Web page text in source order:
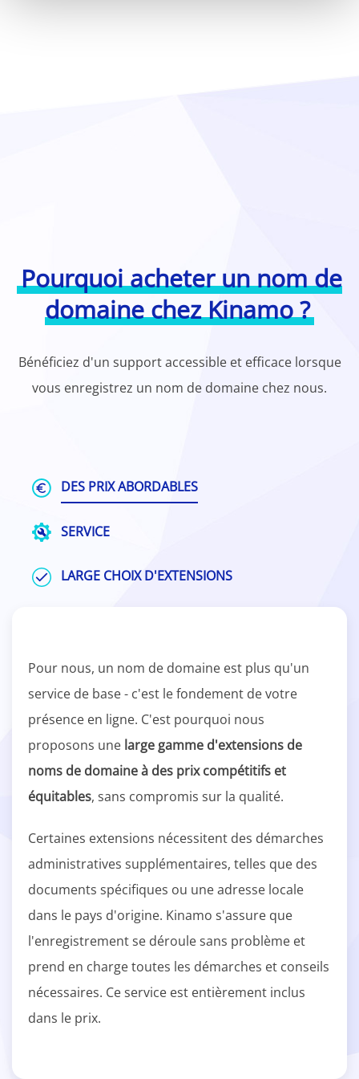
Pourquoi acheter un nom de
domaine chez Kinamo ?
Bénéficiez d'un support accessible et efficace lorsque
vous enregistrez un nom de domaine chez nous.
DES PRIX ABORDABLES
SERVICE
LARGE CHOIX D'EXTENSIONS
Pour nous, un nom de domaine est plus qu'un
service de base - c'est le fondement de votre
présence en ligne. C'est pourquoi nous
proposons une large gamme d'extensions de
noms de domaine à des prix compétitifs et
équitables, sans compromis sur la qualité.
Certaines extensions nécessitent des démarches
administratives supplémentaires, telles que des
documents spécifiques ou une adresse locale
dans le pays d'origine. Kinamo s'assure que
l'enregistrement se déroule sans problème et
prend en charge toutes les démarches et conseils
nécessaires. Ce service est entièrement inclus
dans le prix.